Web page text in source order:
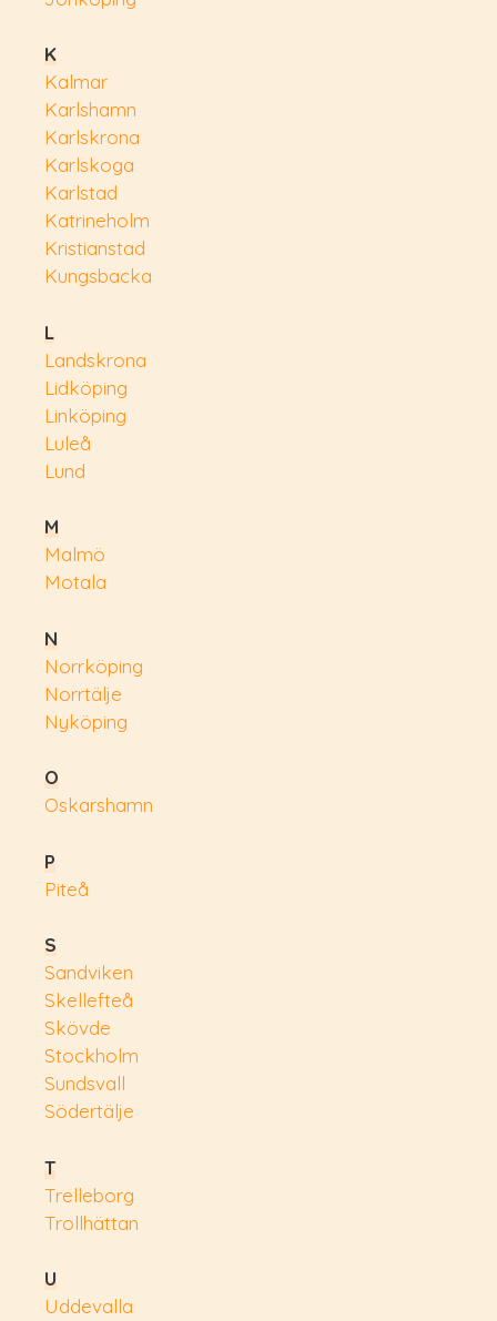
K
Kalmar
Karlshamn
Karlskrona
Karlskoga
Karlstad
Katrineholm
Kristianstad
Kungsbacka
L
Landskrona
Lidköping
Linköping
Luleå
Lund
M
Malmö
Motala
N
Norrköping
Norrtälje
Nyköping
O
Oskarshamn
P
Piteå
S
Sandviken
Skellefteå
Skövde
Stockholm
Sundsvall
Södertälje
T
Trelleborg
Trollhättan
U
Uddevalla